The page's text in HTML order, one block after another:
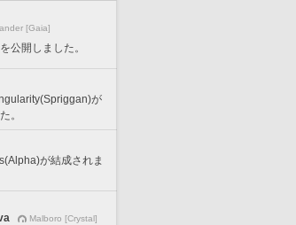
[Gaia]
公開しました。
が
。
が結成されま
Malboro [Crystal]